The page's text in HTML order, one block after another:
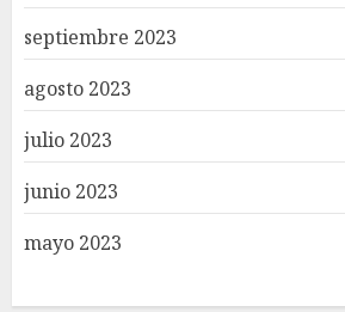
septiembre 2023
agosto 2023
julio 2023
junio 2023
mayo 2023